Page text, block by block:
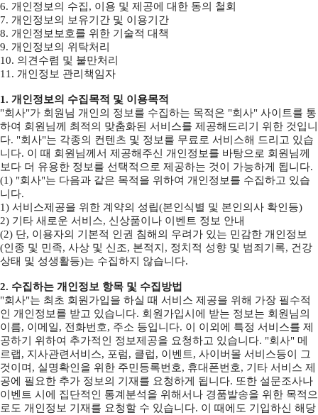
6. 개인정보의 수집, 이용 및 제공에 대한 동의 철회
7. 개인정보의 보유기간 및 이용기간
8. 개인정보보호를 위한 기술적 대책
9. 개인정보의 위탁처리
10. 의견수렴 및 불만처리
11. 개인정보 관리책임자
1. 개인정보의 수집목적 및 이용목적
"회사"가 회원님 개인의 정보를 수집하는 목적은 "회사" 사이트를 통
하여 회원님께 최적의 맞춤화된 서비스를 제공해드리기 위한 것입니
다. "회사"는 각종의 컨텐츠 및 정보를 무료로 서비스해 드리고 있습
니다. 이 때 회원님께서 제공해주신 개인정보를 바탕으로 회원님께
보다 더 유용한 정보를 선택적으로 제공하는 것이 가능하게 됩니다.
(1) "회사"는 다음과 같은 목적을 위하여 개인정보를 수집하고 있습
니다.
1) 서비스제공을 위한 계약의 성립(본인식별 및 본인의사 확인등)
2) 기타 새로운 서비스, 신상품이나 이벤트 정보 안내
(2) 단, 이용자의 기본적 인권 침해의 우려가 있는 민감한 개인정보
(인종 및 민족, 사상 및 신조, 본적지, 정치적 성향 및 범죄기록, 건강
상태 및 성생활등)는 수집하지 않습니다.
2. 수집하는 개인정보 항목 및 수집방법
"회사"는 최초 회원가입을 하실 때 서비스 제공을 위해 가장 필수적
인 개인정보를 받고 있습니다. 회원가입시에 받는 정보는 회원님의
이름, 이메일, 전화번호, 주소 등입니다. 이 이외에 특정 서비스를 제
공하기 위하여 추가적인 정보제공을 요청하고 있습니다. "회사" 메
르랩, 지사관련서비스, 포럼, 클럽, 이벤트, 사이버몰 서비스등이 그
것이며, 실명확인을 위한 주민등록번호, 휴대폰번호, 기타 서비스 제
공에 필요한 추가 정보의 기재를 요청하게 됩니다. 또한 설문조사나
이벤트 시에 집단적인 통계분석을 위해서나 경품발송을 위한 목적으
로도 개인정보 기재를 요청할 수 있습니다. 이 때에도 기입하신 해당